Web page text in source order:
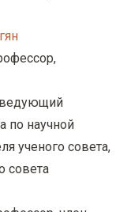
по научной
ученого совета,
совета